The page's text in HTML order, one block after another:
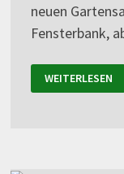
neuen
Fensterbank,
WEITERLESEN